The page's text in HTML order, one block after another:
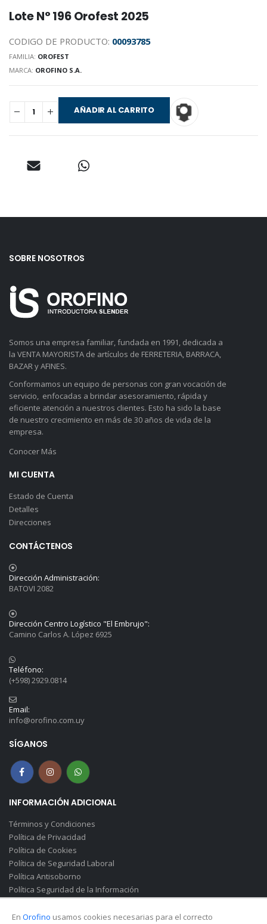
Lote N° 196 Orofest 2025
CODIGO DE PRODUCTO: 00093785
FAMILIA: OROFEST
MARCA: OROFINO S.A.
AÑADIR AL CARRITO
SOBRE NOSOTROS
Somos una empresa familiar, fundada en 1991, dedicada a
la VENTA MAYORISTA de artículos de FERRETERIA, BARRACA,
BAZAR y AFINES.
Conformamos un equipo de personas con gran vocación de
servicio, enfocadas a brindar asesoramiento, rápida y
eficiente atención a nuestros clientes. Esto ha sido la base
de nuestro crecimiento en más de 30 años de vida de la
empresa.
Conocer Más
MI CUENTA
Estado de Cuenta
Detalles
Direcciones
CONTÁCTENOS
Dirección Administración:
BATOVI 2082
Dirección Centro Logístico "El Embrujo":
Camino Carlos A. López 6925
Teléfono:
(+598) 2929.0814
Email:
info@orofino.com.uy
SÍGANOS
INFORMACIÓN ADICIONAL
Términos y Condiciones
Política de Privacidad
Política de Cookies
Política de Seguridad Laboral
Política Antisoborno
Política Seguridad de la Información
En Orofino usamos cookies necesarias para el correcto